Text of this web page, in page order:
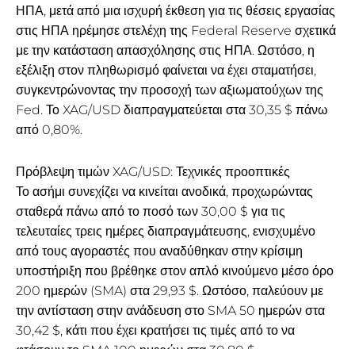
ΗΠΑ, μετά από μια ισχυρή έκθεση για τις θέσεις εργασίας
στις ΗΠΑ ηρέμησε στελέχη της Federal Reserve σχετικά
με την κατάσταση απασχόλησης στις ΗΠΑ. Ωστόσο, η
εξέλιξη στον πληθωρισμό φαίνεται να έχει σταματήσει,
συγκεντρώνοντας την προσοχή των αξιωματούχων της
Fed. Το XAG/USD διαπραγματεύεται στα 30,35 $ πάνω
από 0,80%.
Πρόβλεψη τιμών XAG/USD: Τεχνικές προοπτικές
Το ασήμι συνεχίζει να κινείται ανοδικά, προχωρώντας
σταθερά πάνω από το ποσό των 30,00 $ για τις
τελευταίες τρεις ημέρες διαπραγμάτευσης, ενισχυμένο
από τους αγοραστές που αναδύθηκαν στην κρίσιμη
υποστήριξη που βρέθηκε στον απλό κινούμενο μέσο όρο
200 ημερών (SMA) στα 29,93 $. Ωστόσο, παλεύουν με
την αντίσταση στην ανάδευση στο SMA 50 ημερών στα
30,42 $, κάτι που έχει κρατήσει τις τιμές από το να